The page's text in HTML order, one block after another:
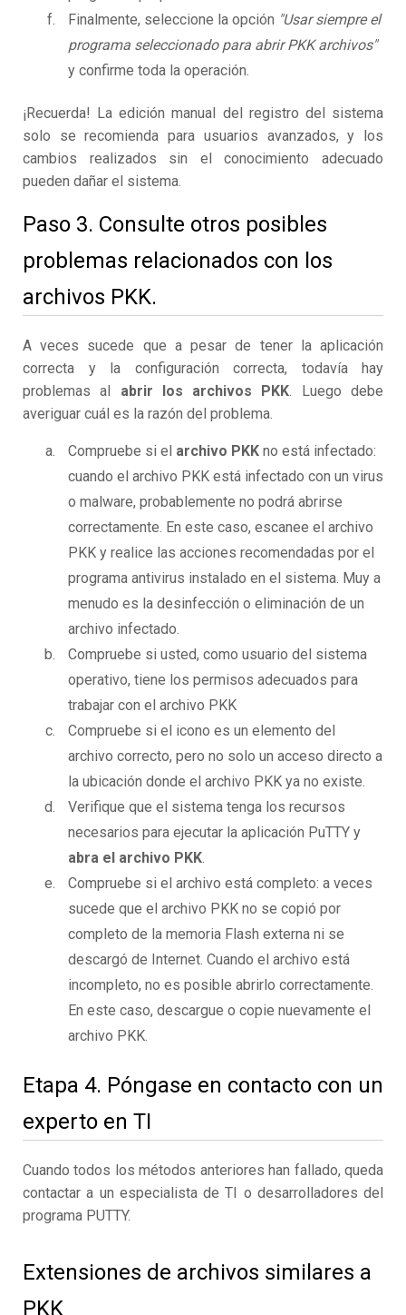
Finalmente, seleccione la opción "Usar siempre el
programa seleccionado para abrir PKK archivos"
y confirme toda la operación.
¡Recuerda! La edición manual del registro del sistema
solo se recomienda para usuarios avanzados, y los
cambios realizados sin el conocimiento adecuado
pueden dañar el sistema.
Paso 3. Consulte otros posibles
problemas relacionados con los
archivos PKK.
A veces sucede que a pesar de tener la aplicación
correcta y la configuración correcta, todavía hay
problemas al abrir los archivos PKK. Luego debe
averiguar cuál es la razón del problema.
Compruebe si el archivo PKK no está infectado:
cuando el archivo PKK está infectado con un virus
o malware, probablemente no podrá abrirse
correctamente. En este caso, escanee el archivo
PKK y realice las acciones recomendadas por el
programa antivirus instalado en el sistema. Muy a
menudo es la desinfección o eliminación de un
archivo infectado.
Compruebe si usted, como usuario del sistema
operativo, tiene los permisos adecuados para
trabajar con el archivo PKK
Compruebe si el icono es un elemento del
archivo correcto, pero no solo un acceso directo a
la ubicación donde el archivo PKK ya no existe.
Verifique que el sistema tenga los recursos
necesarios para ejecutar la aplicación PuTTY y
abra el archivo PKK.
Compruebe si el archivo está completo: a veces
sucede que el archivo PKK no se copió por
completo de la memoria Flash externa ni se
descargó de Internet. Cuando el archivo está
incompleto, no es posible abrirlo correctamente.
En este caso, descargue o copie nuevamente el
archivo PKK.
Etapa 4. Póngase en contacto con un
experto en TI
Cuando todos los métodos anteriores han fallado, queda
contactar a un especialista de TI o desarrolladores del
programa PUTTY.
Extensiones de archivos similares a
PKK